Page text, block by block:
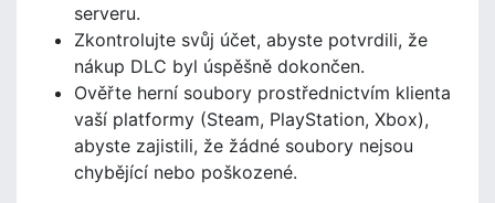
serveru.
Zkontrolujte svůj účet, abyste potvrdili, že
nákup DLC byl úspěšně dokončen.
Ověřte herní soubory prostřednictvím klienta
vaší platformy (Steam, PlayStation, Xbox),
abyste zajistili, že žádné soubory nejsou
chybějící nebo poškozené.